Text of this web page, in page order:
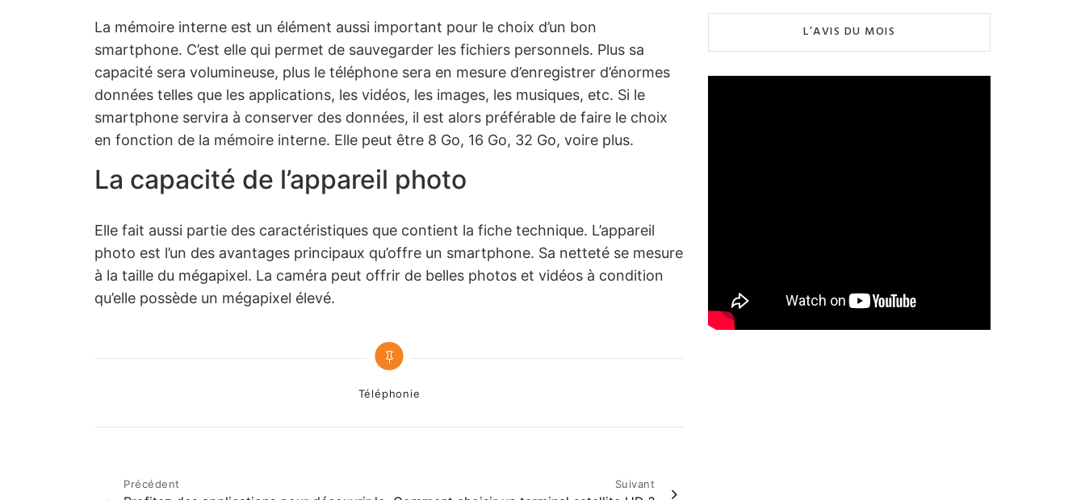
La mémoire interne est un élément aussi important pour le choix d’un bon
smartphone. C’est elle qui permet de sauvegarder les fichiers personnels. Plus sa
capacité sera volumineuse, plus le téléphone sera en mesure d’enregistrer d’énormes
données telles que les applications, les vidéos, les images, les musiques, etc. Si le
smartphone servira à conserver des données, il est alors préférable de faire le choix
en fonction de la mémoire interne. Elle peut être 8 Go, 16 Go, 32 Go, voire plus.
La capacité de l’appareil photo
Elle fait aussi partie des caractéristiques que contient la fiche technique. L’appareil
photo est l’un des avantages principaux qu’offre un smartphone. Sa netteté se mesure
à la taille du mégapixel. La caméra peut offrir de belles photos et vidéos à condition
qu’elle possède un mégapixel élevé.
Categories
Téléphonie
Navigation
Précédent Suivant
L’AVIS DU MOIS